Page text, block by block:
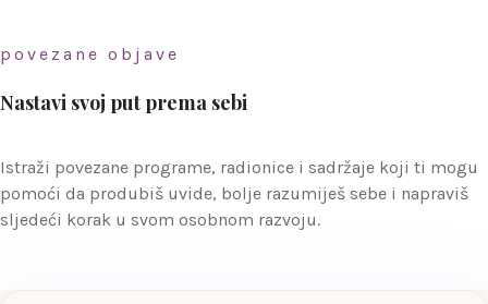
povezane objave
Nastavi svoj put prema sebi
Istraži povezane programe, radionice i sadržaje koji ti mogu
pomoći da produbiš uvide, bolje razumiješ sebe i napraviš
sljedeći korak u svom osobnom razvoju.